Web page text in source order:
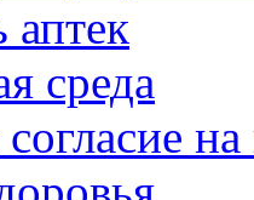
аптек
среда